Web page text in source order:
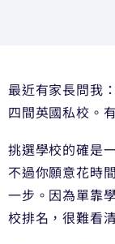
最近有家長問我
四間英國私校。
挑選學校的確是
不過你願意花時
一步。因為單靠
校排名，很難看